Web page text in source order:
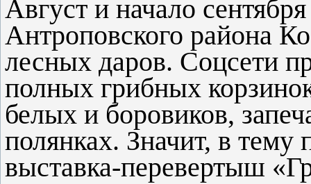
Август и начало
Антроповского района
лесных даров. Соцсети
полных грибных
белых и боровиков,
полянках. Значит, в тему
выставка-перевертыш